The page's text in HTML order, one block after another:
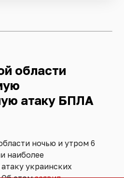
области
атаку БПЛА
ночью и утром 6
наиболее
украинских